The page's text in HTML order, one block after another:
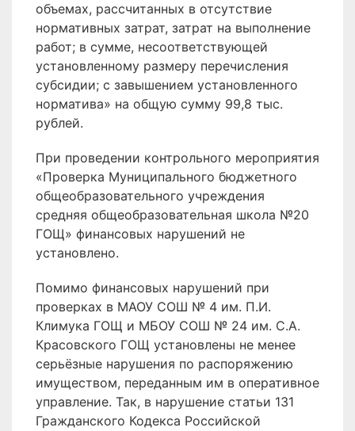
объемах, рассчитанных в отсутствие
нормативных затрат, затрат на выполнение
работ; в сумме, несоответствующей
установленному размеру перечисления
субсидии; с завышением установленного
норматива» на общую сумму 99,8 тыс.
рублей.
При проведении контрольного мероприятия
«Проверка Муниципального бюджетного
общеобразовательного учреждения
средняя общеобразовательная школа №20
ГОЩ» финансовых нарушений не
установлено.
Помимо финансовых нарушений при
проверках в МАОУ СОШ № 4 им. П.И.
Климука ГОЩ и МБОУ СОШ № 24 им. С.А.
Красовского ГОЩ установлены не менее
серьёзные нарушения по распоряжению
имуществом, переданным им в оперативное
управление. Так, в нарушение статьи 131
Гражданского Кодекса Российской